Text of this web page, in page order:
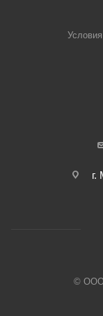
г.
© ООО